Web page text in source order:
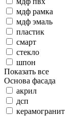
мдф рамка
мдф эмаль
пластик
смарт
стекло
шпон
Показать все
Основа фасада
акрил
дсп
керамогранит